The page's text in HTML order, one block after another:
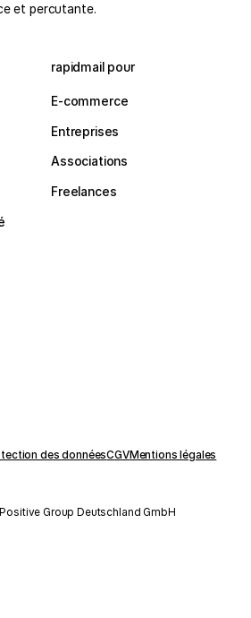
et percutante.
rapidmail pour
E-commerce
Entreprises
Associations
Freelances
des donnéesCGVMentions légales
Group Deutschland GmbH